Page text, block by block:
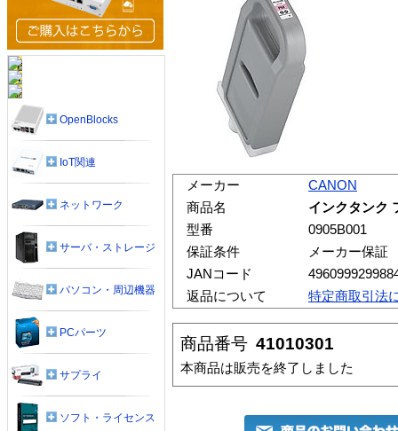
メーカー
CANON
商品名
インクタンク
型番
0905B001
保証条件
メーカー保証
JANコード
返品について
特定商取引法
商品番号 41010301
本商品は販売を終了しました
OpenBlocks
IoT関連
ネットワーク
サーバ・ストレージ
パソコン・周辺機器
PCパーツ
サプライ
ソフト・ライセンス